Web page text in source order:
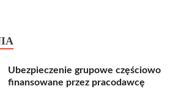
Ubezpieczenie grupowe częściowo
finansowane przez pracodawcę